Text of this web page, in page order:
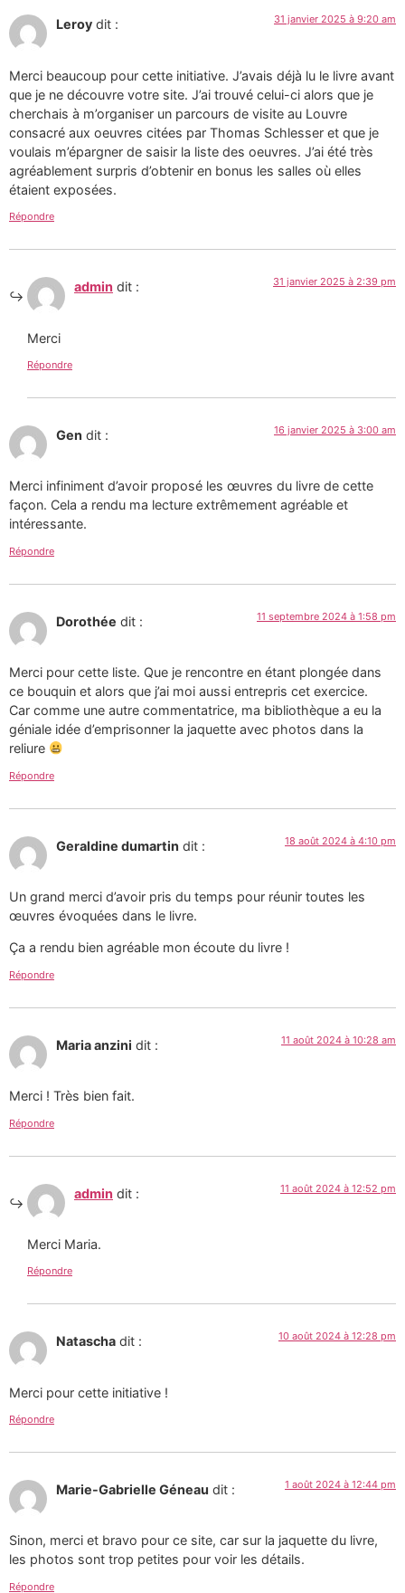
Leroy dit : 31 janvier 2025 à 9:20 am
Merci beaucoup pour cette initiative. J’avais déjà lu le livre avant
que je ne découvre votre site. J’ai trouvé celui-ci alors que je
cherchais à m’organiser un parcours de visite au Louvre
consacré aux oeuvres citées par Thomas Schlesser et que je
voulais m’épargner de saisir la liste des oeuvres. J’ai été très
agréablement surpris d’obtenir en bonus les salles où elles
étaient exposées.
Répondre
admin dit : 31 janvier 2025 à 2:39 pm
Merci
Répondre
Gen dit : 16 janvier 2025 à 3:00 am
Merci infiniment d’avoir proposé les œuvres du livre de cette
façon. Cela a rendu ma lecture extrêmement agréable et
intéressante.
Répondre
Dorothée dit : 11 septembre 2024 à 1:58 pm
Merci pour cette liste. Que je rencontre en étant plongée dans
ce bouquin et alors que j’ai moi aussi entrepris cet exercice.
Car comme une autre commentatrice, ma bibliothèque a eu la
géniale idée d’emprisonner la jaquette avec photos dans la
reliure
Répondre
Geraldine dumartin dit : 18 août 2024 à 4:10 pm
Un grand merci d’avoir pris du temps pour réunir toutes les
œuvres évoquées dans le livre.
Ça a rendu bien agréable mon écoute du livre !
Répondre
Maria anzini dit : 11 août 2024 à 10:28 am
Merci ! Très bien fait.
Répondre
admin dit : 11 août 2024 à 12:52 pm
Merci Maria.
Répondre
Natascha dit : 10 août 2024 à 12:28 pm
Merci pour cette initiative !
Répondre
Marie-Gabrielle Géneau dit : 1 août 2024 à 12:44 pm
Sinon, merci et bravo pour ce site, car sur la jaquette du livre,
les photos sont trop petites pour voir les détails.
Répondre